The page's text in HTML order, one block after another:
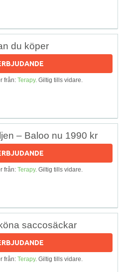
du köper
från: Terapy. Giltig tills vidare.
– Baloo nu 1990 kr
från: Terapy. Giltig tills vidare.
saccosäckar
från: Terapy. Giltig tills vidare.